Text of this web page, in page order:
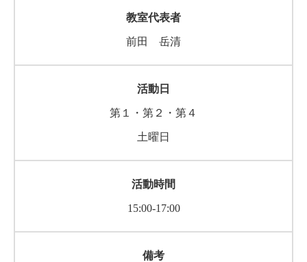
前田 岳清
第１・第２・第４
土曜日
15:00-17:00